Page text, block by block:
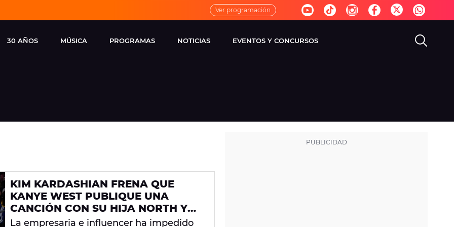
Ver programación
30 AÑOS
ENTREVISTAS
REMEMBER EUROPA
MÚSICA PROGRAMAS
VIRALES
NOTICIAS EVENTOS Y CONCURSOS
KIM KARDASHIAN FRENA QUE
KANYE WEST PUBLIQUE UNA
CANCIÓN CON SU HIJA NORTH Y
PUFF DADDY, ACUSADO DE
La empresaria e influencer ha impedido